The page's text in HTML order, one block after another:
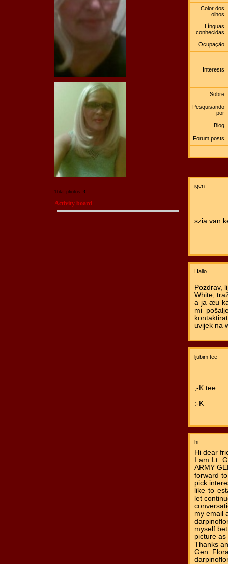
Total photos: 3
Activity board
Color dos
olhos
Línguas
conhecidas
Ocupação
Interests
Sobre
Pesquisando
por
Blog
Forum posts
igen
szia van
Hallo
Pozdrav,
White,
a ja æu
mi
uvijek na
ljubim tee
;-K tee
:-K
hi
Hi dear
I am Lt.
ARMY
forward
pick
like to
let
my email
myself
picture
Thanks
Gen.